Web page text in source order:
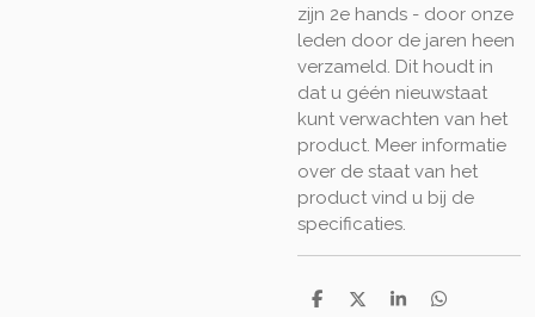
zijn 2e hands - door onze
leden door de jaren heen
verzameld. Dit houdt in
dat u géén nieuwstaat
kunt verwachten van het
product. Meer informatie
over de staat van het
product vind u bij de
specificaties.
D
D
S
D